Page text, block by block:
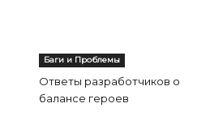
Баги и Проблемы
Ответы разработчиков о
балансе героев